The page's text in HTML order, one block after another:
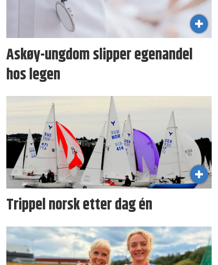
Askøy-ungdom slipper egenandel
hos legen
Trippel norsk etter dag én